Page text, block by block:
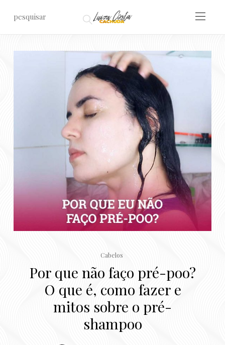
Cabelos
Por que não faço pré-poo?
O que é, como fazer e
mitos sobre o pré-
shampoo